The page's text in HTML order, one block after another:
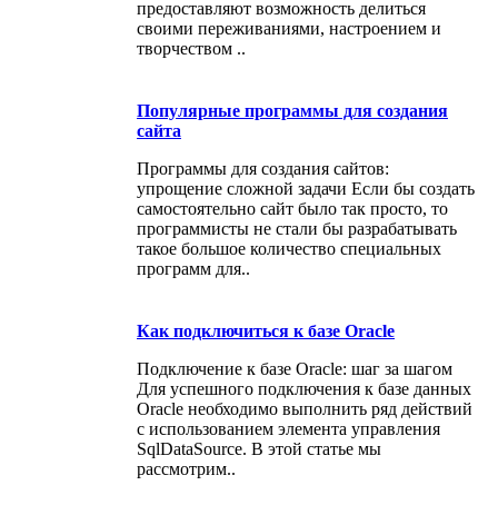
предоставляют возможность делиться
своими переживаниями, настроением и
творчеством ..
Популярные программы для создания
сайта
Программы для создания сайтов:
упрощение сложной задачи Если бы создать
самостоятельно сайт было так просто, то
программисты не стали бы разрабатывать
такое большое количество специальных
программ для..
Как подключиться к базе Oracle
Подключение к базе Oracle: шаг за шагом
Для успешного подключения к базе данных
Oracle необходимо выполнить ряд действий
с использованием элемента управления
SqlDataSource. В этой статье мы
рассмотрим..